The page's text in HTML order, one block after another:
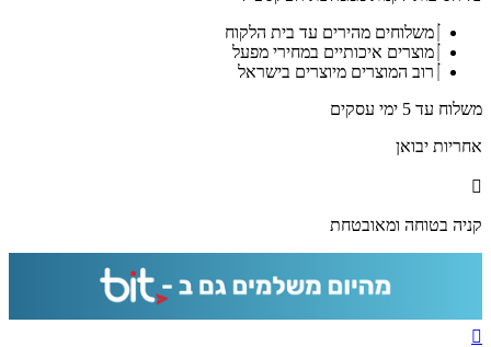
המיטה"
זכוכית
אקסטרה
משלוחים מהירים עד בית הלקוח
מוצרים איכותיים במחירי מפעל
רוב המוצרים מיוצרים בישראל
משלוח עד 5 ימי עסקים
אחריות יבואן
קניה בטוחה ומאובטחת